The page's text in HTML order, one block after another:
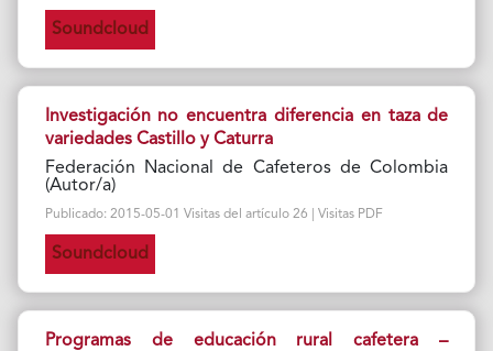
Soundcloud
Investigación no encuentra diferencia en taza de
variedades Castillo y Caturra
Federación Nacional de Cafeteros de Colombia
(Autor/a)
Publicado: 2015-05-01 Visitas del artículo 26 | Visitas PDF
Soundcloud
Programas de educación rural cafetera –